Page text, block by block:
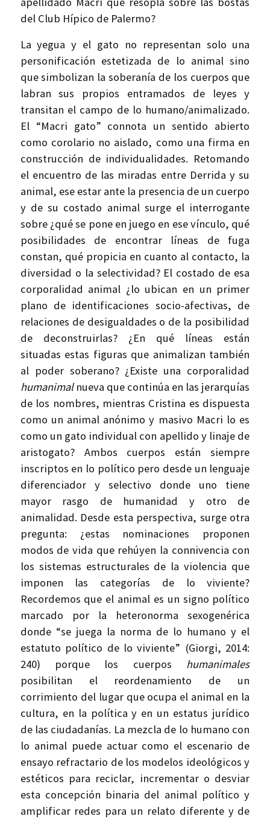
del Club Hípico de Palermo?
La yegua y el gato no representan solo una
personificación estetizada de lo animal sino
que simbolizan la soberanía de los cuerpos que
labran sus propios entramados de leyes y
transitan el campo de lo humano/animalizado.
El “Macri gato” connota un sentido abierto
como corolario no aislado, como una firma en
construcción de individualidades. Retomando
el encuentro de las miradas entre Derrida y su
animal, ese estar ante la presencia de un cuerpo
y de su costado animal surge el interrogante
sobre ¿qué se pone en juego en ese vínculo, qué
posibilidades de encontrar líneas de fuga
constan, qué propicia en cuanto al contacto, la
diversidad o la selectividad? El costado de esa
corporalidad animal ¿lo ubican en un primer
plano de identificaciones socio-afectivas, de
relaciones de desigualdades o de la posibilidad
de deconstruirlas? ¿En qué líneas están
situadas estas figuras que animalizan también
al poder soberano? ¿Existe una corporalidad
humanimalnueva que continúa en las jerarquías
de los nombres, mientras Cristina es dispuesta
como un animal anónimo y masivo Macri lo es
como un gato individual con apellido y linaje de
aristogato? Ambos cuerpos están siempre
inscriptos en lo político pero desde un lenguaje
diferenciador y selectivo donde uno tiene
mayor rasgo de humanidad y otro de
animalidad. Desde esta perspectiva, surge otra
pregunta: ¿estas nominaciones proponen
modos de vida que rehúyen la connivencia con
los sistemas estructurales de la violencia que
imponen las categorías de lo viviente?
Recordemos que el animal es un signo político
marcado por la heteronorma sexogenérica
donde “se juega la norma de lo humano y el
estatuto político de lo viviente” (Giorgi, 2014:
240) porque los cuerpos humanimales
posibilitan el reordenamiento de un
corrimiento del lugar que ocupa el animal en la
cultura, en la política y en un estatus jurídico
de las ciudadanías. La mezcla de lo humano con
lo animal puede actuar como el escenario de
ensayo refractario de los modelos ideológicos y
estéticos para reciclar, incrementar o desviar
esta concepción binaria del animal político y
amplificar redes para un relato diferente y de